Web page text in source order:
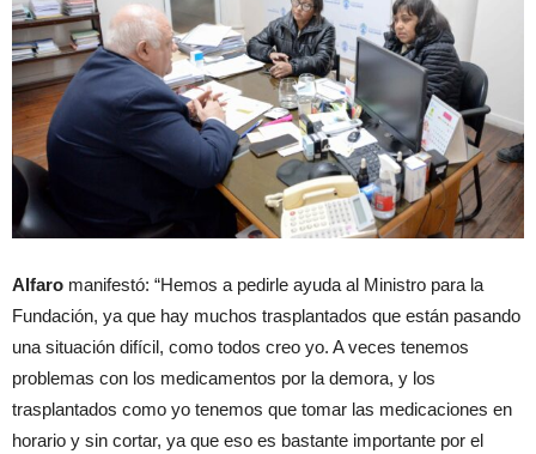
Alfaro manifestó: “Hemos a pedirle ayuda al Ministro para la
Fundación, ya que hay muchos trasplantados que están pasando
una situación difícil, como todos creo yo. A veces tenemos
problemas con los medicamentos por la demora, y los
trasplantados como yo tenemos que tomar las medicaciones en
horario y sin cortar, ya que eso es bastante importante por el